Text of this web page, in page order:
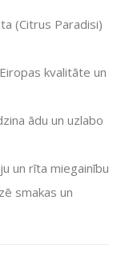
(Citrus Paradisi)
kvalitāte un
ādu un uzlabo
un rīta miegainību
smakas un